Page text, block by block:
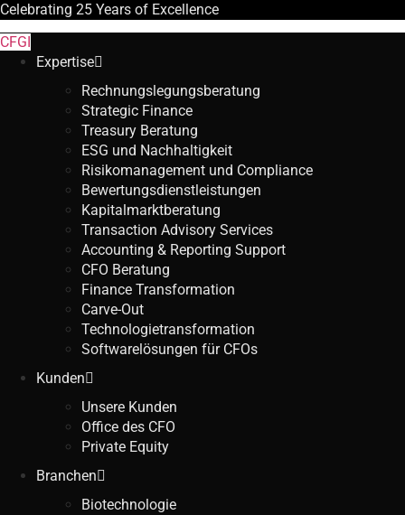
Celebrating 25 Years of Excellence
CFGI
Expertise
Rechnungslegungsberatung
Strategic Finance
Treasury Beratung
ESG und Nachhaltigkeit
Risikomanagement und Compliance
Bewertungsdienstleistungen
Kapitalmarktberatung
Transaction Advisory Services
Accounting & Reporting Support
CFO Beratung
Finance Transformation
Carve-Out
Technologietransformation
Softwarelösungen für CFOs
Kunden
Unsere Kunden
Office des CFO
Private Equity
Branchen
Biotechnologie